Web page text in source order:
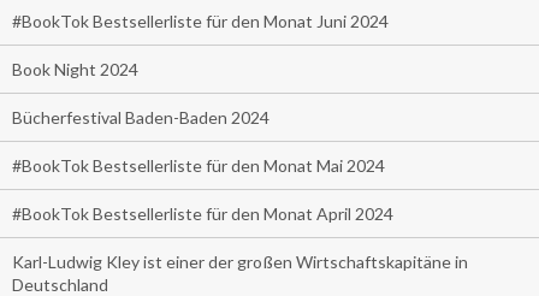
#BookTok Bestsellerliste für den Monat Juni 2024
Book Night 2024
Bücherfestival Baden-Baden 2024
#BookTok Bestsellerliste für den Monat Mai 2024
#BookTok Bestsellerliste für den Monat April 2024
Karl-Ludwig Kley ist einer der großen Wirtschaftskapitäne in
Deutschland